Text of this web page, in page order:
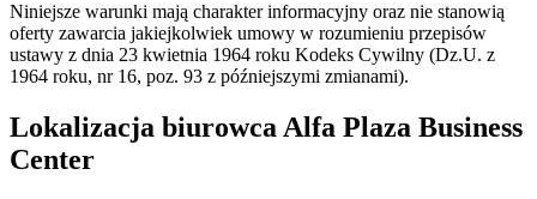
Niniejsze warunki mają charakter informacyjny oraz nie stanowią
oferty zawarcia jakiejkolwiek umowy w rozumieniu przepisów
ustawy z dnia 23 kwietnia 1964 roku Kodeks Cywilny (Dz.U. z
1964 roku, nr 16, poz. 93 z późniejszymi zmianami).
Lokalizacja biurowca Alfa Plaza Business
Center